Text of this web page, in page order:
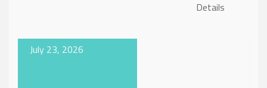
Details
July 23, 2026